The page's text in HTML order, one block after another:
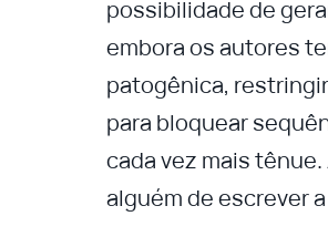
possibilidade de
embora os autores
patogênica,
para bloquear
cada vez mais
alguém de escrever